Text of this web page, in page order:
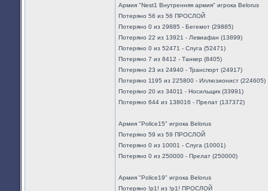
Армия "Nest1 Внутренняя армия" игрока Belorus
Потеряно 56 из 56 ПРОСЛОЙ
Потеряно 0 из 29885 - Бегемот (29885)
Потеряно 22 из 13921 - Левиафан (13899)
Потеряно 0 из 52471 - Слуга (52471)
Потеряно 7 из 8412 - Танкер (8405)
Потеряно 23 из 24940 - Транспорт (24917)
Потеряно 1195 из 225800 - Иллюзионист (224605)
Потеряно 20 из 34011 - Носильщик (33991)
Потеряно 644 из 138016 - Прелат (137372)
Армия "Police15" игрока Belorus
Потеряно 59 из 59 ПРОСЛОЙ
Потеряно 0 из 10001 - Слуга (10001)
Потеряно 0 из 250000 - Прелат (250000)
Армия "Police19" игрока Belorus
Потеряно !p1! из !p1! ПРОСЛОЙ